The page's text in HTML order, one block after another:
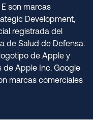
son marcas
Development,
registrada del
de Salud de Defensa.
de Apple y
de Apple Inc. Google
marcas comerciales